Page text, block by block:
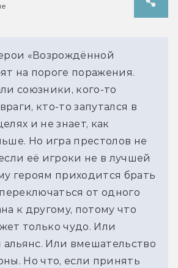
«Возрождённой
на пороге поражения.
союзники, кого-то
кто-то запутался в
и не знает, как
Но игра престолов не
её игроки не в лучшей
героям приходится брать
от одного
к другому, потому что
только чудо. Или
Или вмешательство
Но что, если принять